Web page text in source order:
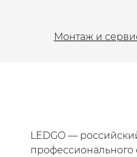
Монтаж и
LEDGO —
профессионального